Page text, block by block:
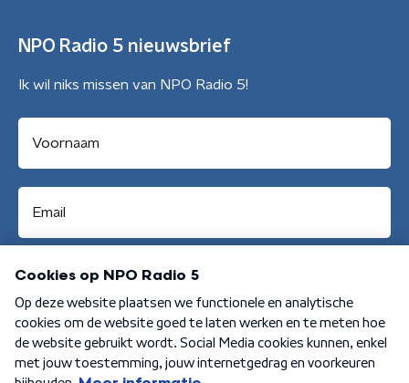
NPO Radio 5 nieuwsbrief
Ik wil niks missen van NPO Radio 5!
Aanmelden
Algemene voorwaarden Privacybeleid